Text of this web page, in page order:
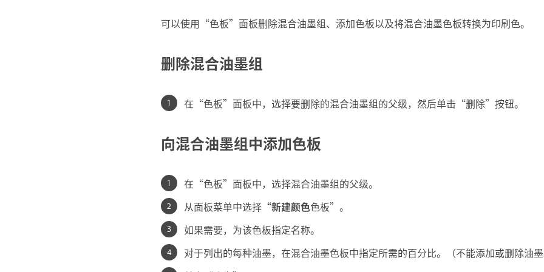
可以使用“色板”面板删除混合油墨组、添加色板以及将混合油墨色板转换为印刷色。
删除混合油墨组
在“色板”面板中，选择要删除的混合油墨组的父级，然后单击“删除”按钮。
向混合油墨组中添加色板
在“色板”面板中，选择混合油墨组的父级。
从面板菜单中选择 “新建颜色色板”。
如果需要，为该色板指定名称。
对于列出的每种油墨，在混合油墨色板中指定所需的百分比。（不能添加或删除油